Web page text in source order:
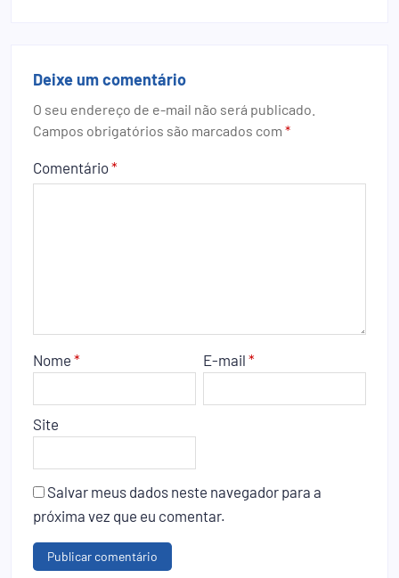
Deixe um comentário
O seu endereço de e-mail não será publicado.
Campos obrigatórios são marcados com *
Comentário*
Nome * E-mail *
Site
Salvar meus dados neste navegador para a
próxima vez que eu comentar.